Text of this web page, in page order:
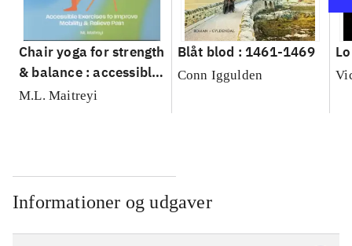
Chair yoga for strength
& balance : accessible
exercises to improve
M.L. Maitreyi
Blåt blod : 1461-1469
Conn Iggulden
Informationer og udgaver